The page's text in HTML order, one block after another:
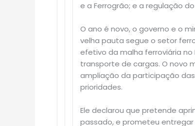
e a Ferrogrão; e a regulação
O ano é novo, o governo e o
velha pauta segue o setor
efetivo da malha ferroviária no
transporte de cargas. O novo
ampliação da participação
prioridades.
Ele declarou que pretende
passado, e prometeu entregar